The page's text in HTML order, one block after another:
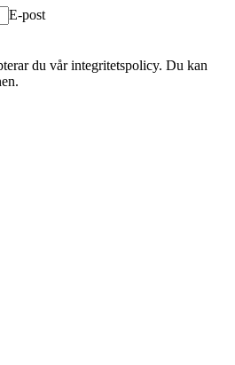
E-post
du vår integritetspolicy. Du kan